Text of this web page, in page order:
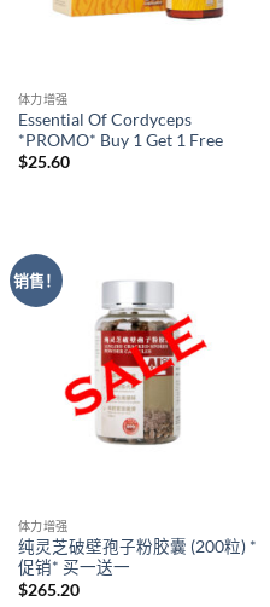
体力增强
Essential Of Cordyceps
*PROMO* Buy 1 Get 1 Free
$25.60
销售！
体力增强
纯灵芝破壁孢子粉胶囊 (200粒) *
促销* 买一送一
$265.20